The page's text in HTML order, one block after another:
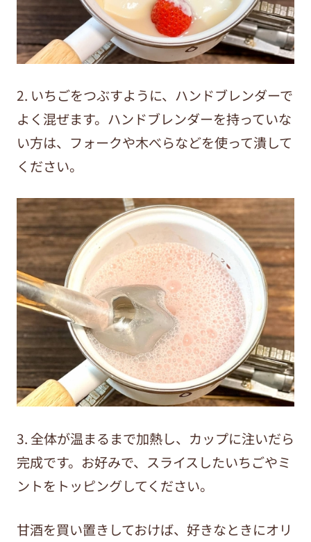
2. いちごをつぶすように、ハンドブレンダーで
よく混ぜます。ハンドブレンダーを持っていな
い方は、フォークや木べらなどを使って潰して
ください。
3. 全体が温まるまで加熱し、カップに注いだら
完成です。お好みで、スライスしたいちごやミ
ントをトッピングしてください。
甘酒を買い置きしておけば、好きなときにオリ